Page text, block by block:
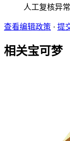
人工复核异常
查看编辑政策 · 提
相关宝可梦